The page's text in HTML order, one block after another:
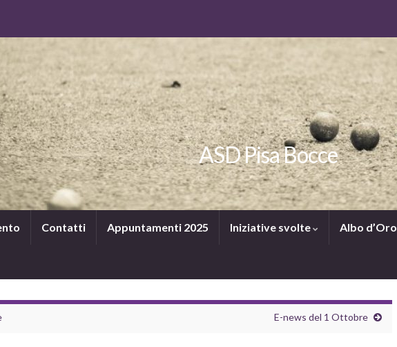
ASD Pisa Bocce
Contatti Appuntamenti 2025 Iniziative svolte Albo d’Oro
E-news del 1 Ottobre